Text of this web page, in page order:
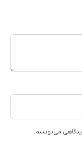
دیدگاهی می‌نویسم.